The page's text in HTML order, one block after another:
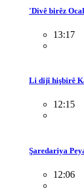
'Divê birêz
13:17
Li dijî hişbirê
12:15
Şaredariya
12:06